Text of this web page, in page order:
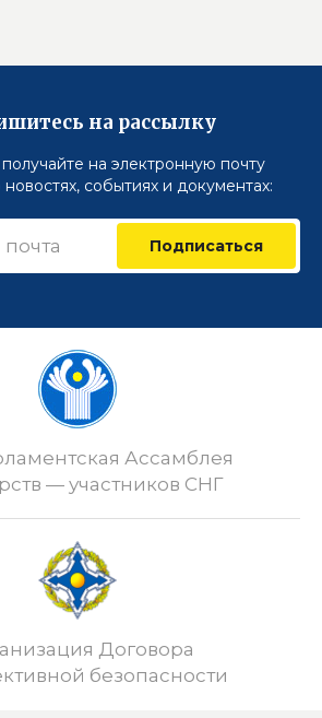
на рассылку
на электронную почту
событиях и документах:
Подписаться
Ассамблея
— участников СНГ
Договора
безопасности